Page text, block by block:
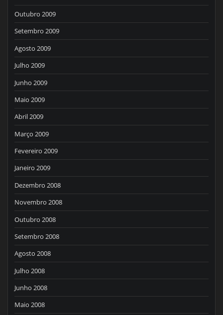
Outubro 2009
Setembro 2009
Agosto 2009
Julho 2009
Junho 2009
Maio 2009
Abril 2009
Março 2009
Fevereiro 2009
Janeiro 2009
Dezembro 2008
Novembro 2008
Outubro 2008
Setembro 2008
Agosto 2008
Julho 2008
Junho 2008
Maio 2008